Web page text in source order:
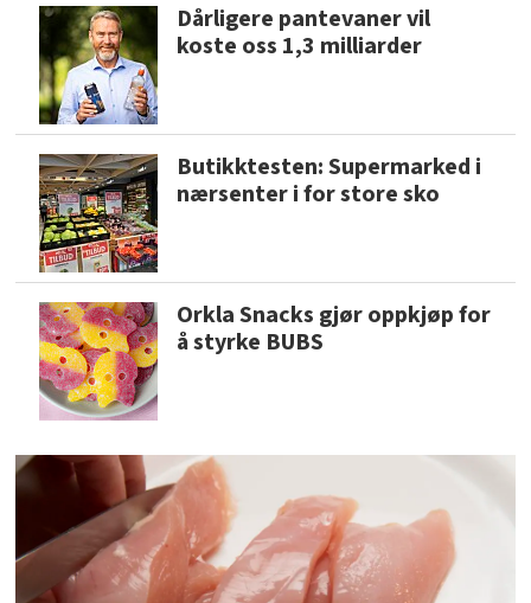
Dårligere pantevaner vil
koste oss 1,3 milliarder
Butikktesten: Supermarked i
nærsenter i for store sko
Orkla Snacks gjør oppkjøp for
å styrke BUBS